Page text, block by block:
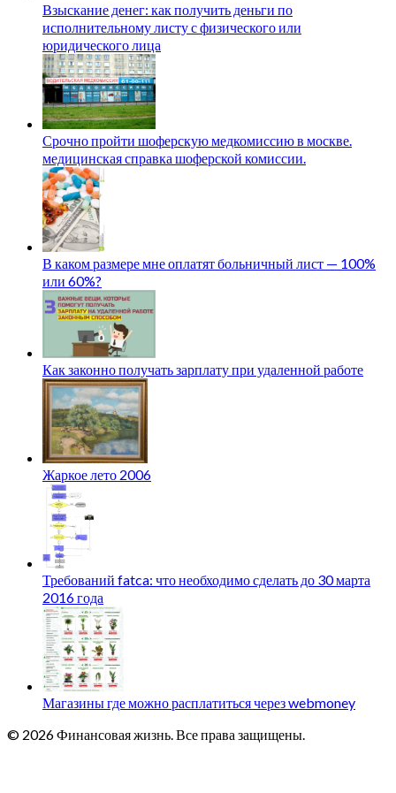
Взыскание денег: как получить деньги по
исполнительному листу с физического или
юридического лица
Срочно пройти шоферскую медкомиссию в москве.
медицинская справка шоферской комиссии.
В каком размере мне оплатят больничный лист — 100%
или 60%?
Как законно получать зарплату при удаленной работе
Жаркое лето 2006
Требований fatca: что необходимо сделать до 30 марта
2016 года
Магазины где можно расплатиться через webmoney
© 2026 Финансовая жизнь. Все права защищены.